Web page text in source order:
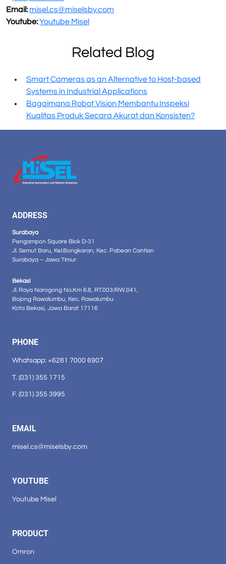
Email: misel.cs@miselsby.com
Youtube:Youtube Misel
Related Blog
Smart Cameras as an Alternative to Host-based
Systems in Industrial Applications
Bagaimana Robot Vision Membantu Inspeksi
Kualitas Produk Secara Akurat dan Konsisten?
ADDRESS
Surabaya
Pengampon Square Blok D-31
Jl. Semut Baru, Kel.Bongkaran, Kec. Pabean Cantian
Surabaya – Jawa Timur
Bekasi
Jl. Raya Narogong No.Km 6.8, RT.003/RW.041,
Bojong Rawalumbu, Kec. Rawalumbu
Kota Bekasi, Jawa Barat 17116
PHONE
Whatsapp: +6281 7000 6907
T. (031) 355 1715
F. (031) 355 3995
EMAIL
misel.cs@miselsby.com
YOUTUBE
Youtube Misel
PRODUCT
Omron